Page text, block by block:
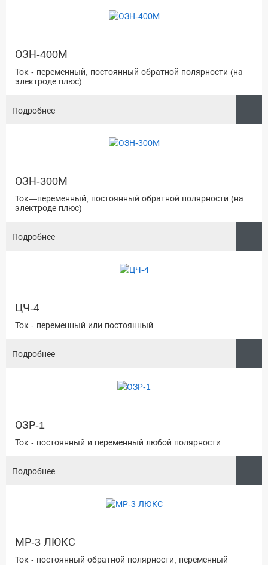
ОЗН-400М
Ток - переменный, постоянный обратной полярности (на
электроде плюс)
Подробнее
ОЗН-300М
Ток—переменный, постоянный обратной полярности (на
электроде плюс)
Подробнее
ЦЧ-4
Ток - переменный или постоянный
Подробнее
ОЗР-1
Ток - постоянный и переменный любой полярности
Подробнее
МР-3 ЛЮКС
Ток - постоянный обратной полярности, переменный